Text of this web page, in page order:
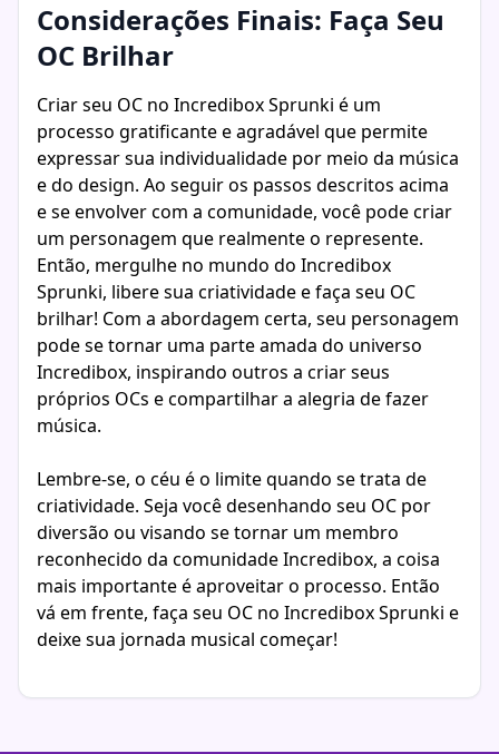
Considerações Finais: Faça Seu
OC Brilhar
Criar seu OC no Incredibox Sprunki é um
processo gratificante e agradável que permite
expressar sua individualidade por meio da música
e do design. Ao seguir os passos descritos acima
e se envolver com a comunidade, você pode criar
um personagem que realmente o represente.
Então, mergulhe no mundo do Incredibox
Sprunki, libere sua criatividade e faça seu OC
brilhar! Com a abordagem certa, seu personagem
pode se tornar uma parte amada do universo
Incredibox, inspirando outros a criar seus
próprios OCs e compartilhar a alegria de fazer
música.
Lembre-se, o céu é o limite quando se trata de
criatividade. Seja você desenhando seu OC por
diversão ou visando se tornar um membro
reconhecido da comunidade Incredibox, a coisa
mais importante é aproveitar o processo. Então
vá em frente, faça seu OC no Incredibox Sprunki e
deixe sua jornada musical começar!